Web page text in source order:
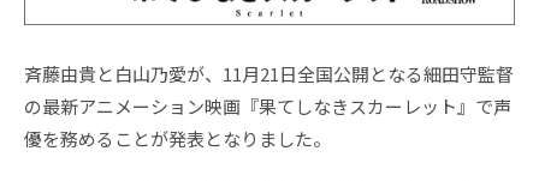
斉藤由貴と白山乃愛が、11月21日全国公開となる細田守監督
の最新アニメーション映画『果てしなきスカーレット』で声
優を務めることが発表となりました。